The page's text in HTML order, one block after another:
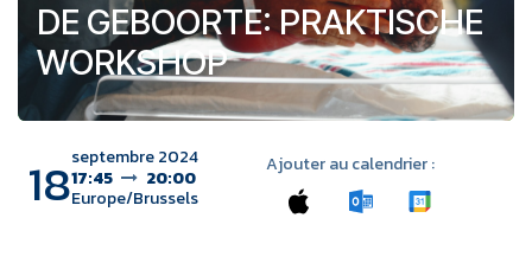
DE GEBOORTE: PRAKTISCHE
WORKSHOP
18septembre 2024
17:45
20:00
Europe/Brussels
Ajouter au calendrier :